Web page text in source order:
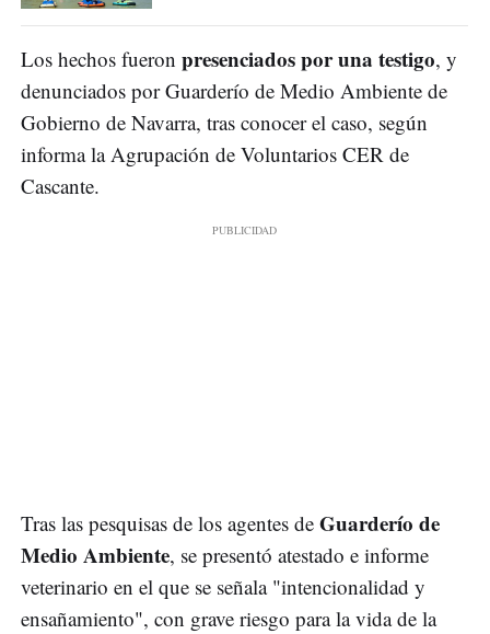
Los hechos fueron presenciados por una testigo, y
denunciados por Guarderío de Medio Ambiente de
Gobierno de Navarra, tras conocer el caso, según
informa la Agrupación de Voluntarios CER de
Cascante.
Tras las pesquisas de los agentes de Guarderío de
Medio Ambiente, se presentó atestado e informe
veterinario en el que se señala "intencionalidad y
ensañamiento", con grave riesgo para la vida de la